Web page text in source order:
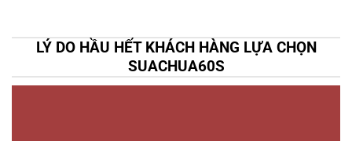
LÝ DO HẦU HẾT KHÁCH HÀNG LỰA CHỌN
SUACHUA60S